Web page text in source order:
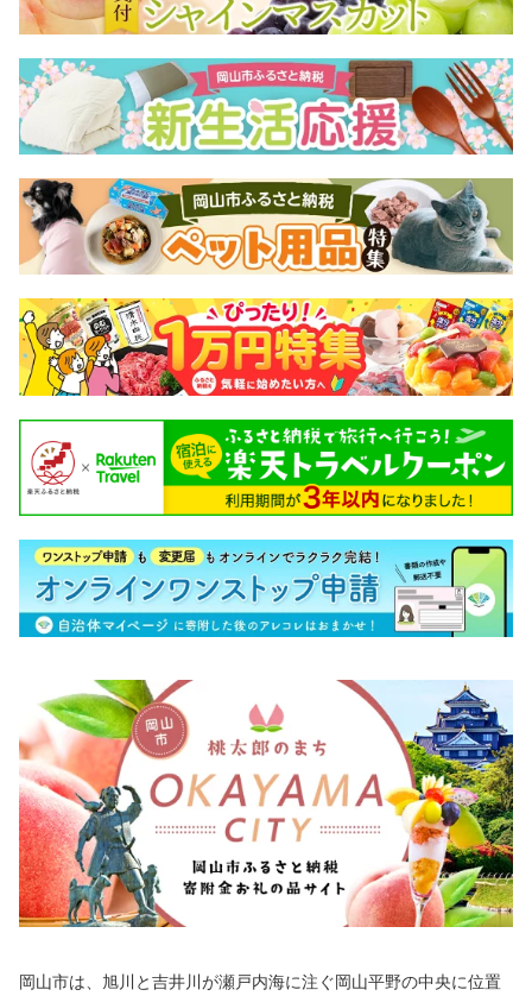
岡山市は、旭川と吉井川が瀬戸内海に注ぐ岡山平野の中央に位置